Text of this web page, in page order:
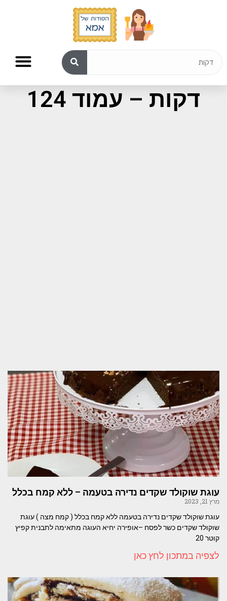
תוצאות חיפוש עבור:
דקות – עמוד 124
עוגת שוקולד שקדים נדירה בטעמה – ללא קמח בכלל
מרץ 21, 2023
עוגת שוקולד שקדים נדירה בטעמה ללא קמח בכלל ( קמח מצה ) עוגת
שוקולד שקדים כשר לפסח –אופירה יחיא העוגה מתאימה לתבנית קפיץ
קוטר 20
לצפיה במתכון לחץ כאן